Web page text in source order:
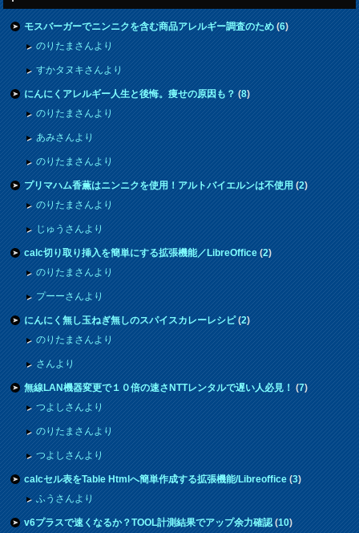
モスバーガーでニンニクを含む商品アレルギー調査のため(6)
のりたまさんより
すかタヌキさんより
にんにくアレルギー人生と後悔。痩せの原因も？(8)
のりたまさんより
あみさんより
のりたまさんより
プリマハム香薫はニンニクを使用！アルトバイエルンは不使用(2)
のりたまさんより
じゅうさんより
calc切り取り挿入を簡単にする拡張機能／LibreOffice(2)
のりたまさんより
プーーさんより
にんにく無し玉ねぎ無しのスパイスカレーレシピ(2)
のりたまさんより
さんより
無線LAN機器変更で１０倍の速さNTTレンタルで遅い人必見！(7)
つよしさんより
のりたまさんより
つよしさんより
calcセル表をTable Htmlへ簡単作成する拡張機能/Libreoffice(3)
ふうさんより
v6プラスで速くなるか？TOOL計測結果でアップ余力確認(10)